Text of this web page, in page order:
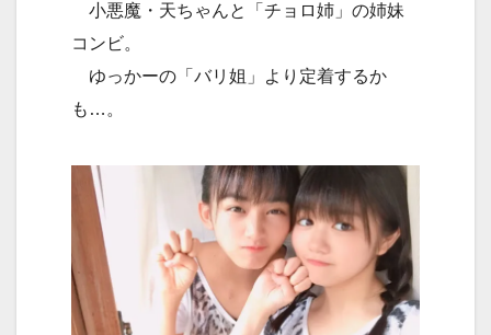
小悪魔・天ちゃんと「チョロ姉」の姉妹
コンビ。
ゆっかーの「バリ姐」より定着するか
も…。